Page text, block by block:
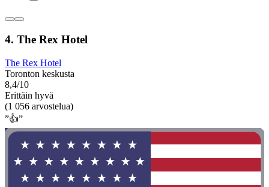
4. The Rex Hotel
The Rex Hotel
Toronton keskusta
8,4/10
Erittäin hyvä
(1 056 arvostelua)
”👍”